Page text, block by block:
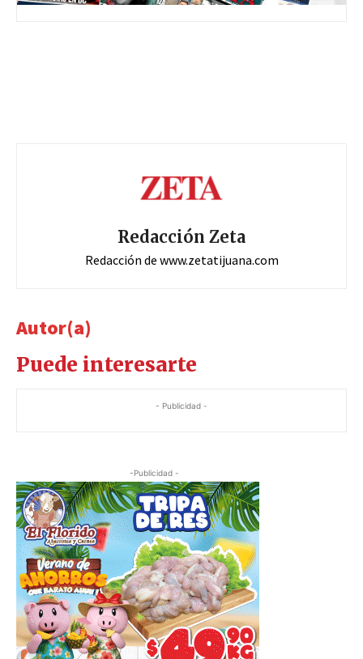
Redacción Zeta
Redacción de www.zetatijuana.com
Autor(a)
Puede interesarte
- Publicidad -
-Publicidad -